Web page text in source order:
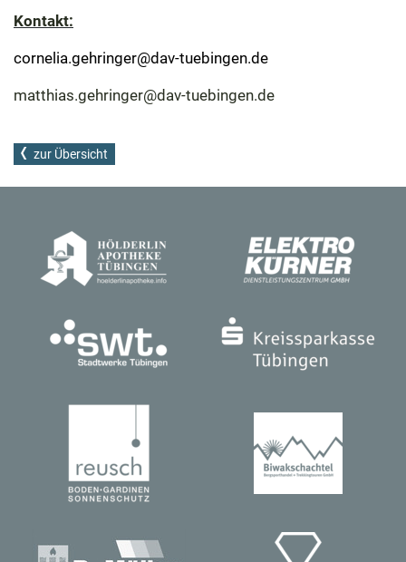
Kontakt:
cornelia.gehringer@dav-tuebingen.de
matthias.gehringer@dav-tuebingen.de
zur Übersicht